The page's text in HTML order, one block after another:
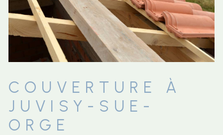
COUVERTURE À
JUVISY-SUE-
ORGE